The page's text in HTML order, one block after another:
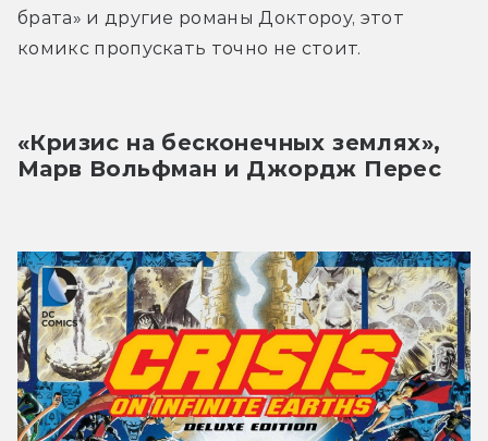
брата» и другие романы Доктороу, этот
комикс пропускать точно не стоит.
«Кризис на бесконечных землях»,
Марв Вольфман и Джордж Перес